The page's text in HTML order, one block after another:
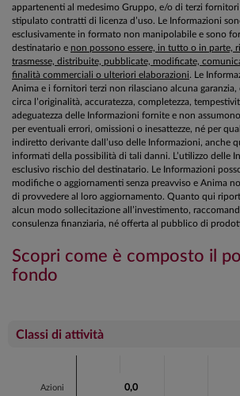
appartenenti al medesimo Gruppo, e/o di terzi
stipulato contratti di licenza d’uso. Le Informazioni
esclusivamente in formato non manipolabile e sono
destinatario e non possono essere, in tutto o in parte,
trasmesse, distribuite, pubblicate, modificate,
finalità commerciali o ulteriori elaborazioni. Le
Anima e i fornitori terzi non rilasciano alcuna garanzia,
circa l’originalità, accuratezza, completezza,
adeguatezza delle Informazioni fornite e non
per eventuali errori, omissioni o inesattezze, né per
indiretto derivante dall’uso delle Informazioni, anche
informati della possibilità di tali danni. L’utilizzo delle
esclusivo rischio del destinatario. Le Informazioni
modifiche o aggiornamenti senza preavviso e Anima
di provvedere al loro aggiornamento. Quanto qui
alcun modo sollecitazione all’investimento,
consulenza finanziaria, né offerta al pubblico di
Scopri come è composto il
fondo
Classi di attività
Bar chart with 4 bars.
0,0
0,0
Azioni